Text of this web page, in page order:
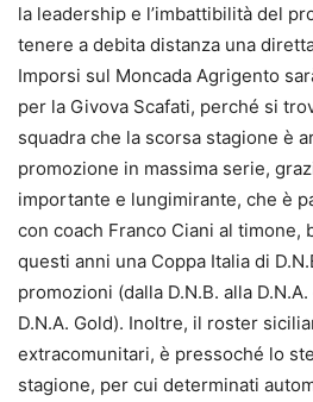
la leadership e l’imbattibilità del
tenere a debita distanza una
Imporsi sul Moncada Agrigento
per la Givova Scafati, perché si
squadra che la scorsa stagione è
promozione in massima serie,
importante e lungimirante, che è
con coach Franco Ciani al timone,
questi anni una Coppa Italia di
promozioni (dalla D.N.B. alla
D.N.A. Gold). Inoltre, il roster
extracomunitari, è pressoché lo
stagione, per cui determinati